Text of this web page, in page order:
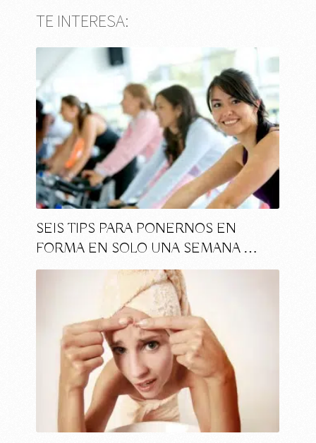
TE INTERESA:
SEIS TIPS PARA PONERNOS EN
FORMA EN SOLO UNA SEMANA …